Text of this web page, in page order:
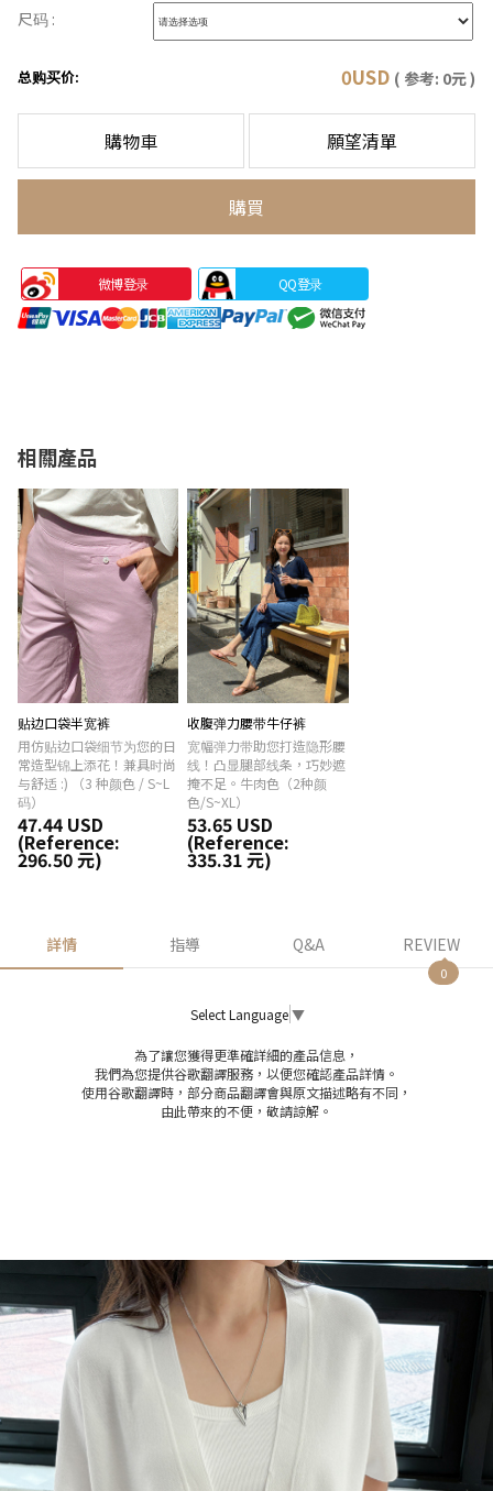
尺码 :
总购买价: 0USD ( 参考: 0元 )
購物車 願望清單
購買
微博登录 QQ登录
相關產品
贴边口袋半宽裤
用仿贴边口袋细节为您的日
常造型锦上添花！兼具时尚
与舒适 :) （3 种颜色 / S~L
码）
47.44 USD
(Reference:
296.50 元)
收腹弹力腰带牛仔裤
宽幅弹力带助您打造隐形腰
线！凸显腿部线条，巧妙遮
掩不足。牛肉色（2种颜
色/S~XL）
53.65 USD
(Reference:
335.31 元)
詳情 指導 Q&A REVIEW
0
Select Language ▼
為了讓您獲得更準確詳細的產品信息，
我們為您提供谷歌翻譯服務，以便您確認產品詳情。
使用谷歌翻譯時，部分商品翻譯會與原文描述略有不同，
由此帶來的不便，敬請諒解。